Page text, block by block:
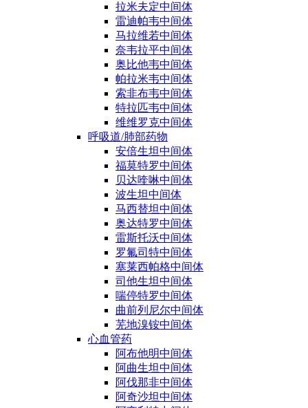
拉米夫定中间体
雷迪帕韦中间体
马拉维若中间体
奈韦拉平中间体
奥比他韦中间体
帕拉米韦中间体
索非布韦中间体
特拉匹韦中间体
维维罗克中间体
呼吸道/肺部药物
安倍生坦中间体
福莫特罗中间体
贝达喹啉中间体
波生坦中间体
马西替坦中间体
奥达特罗中间体
雷斯托沃中间体
罗氟司特中间体
塞莱西帕格中间体
司他生坦中间体
喘停特罗中间体
曲前列尼尔中间体
芜地溴铵中间体
心血管药
阿布他明中间体
阿曲生坦中间体
阿伐那非中间体
阿奇沙坦中间体